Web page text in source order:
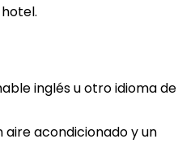
inglés u otro idioma de
aire acondicionado y un